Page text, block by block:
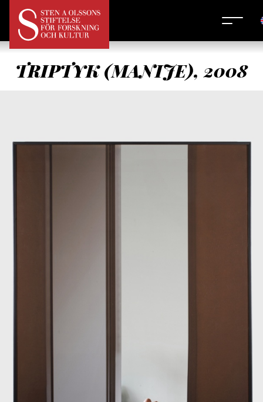
TRIPTYK (MANIJE), 2008